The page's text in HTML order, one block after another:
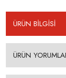
ÜRÜN BİLGİSİ
ÜRÜN